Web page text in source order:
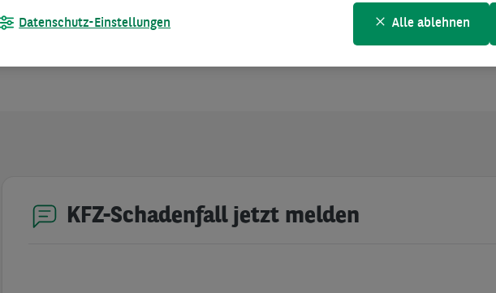
für die Abwicklung in Verbindung setzen.
KFZ-Schadenfall jetzt melden
Datenschutz-Einstellungen Alle ablehnen